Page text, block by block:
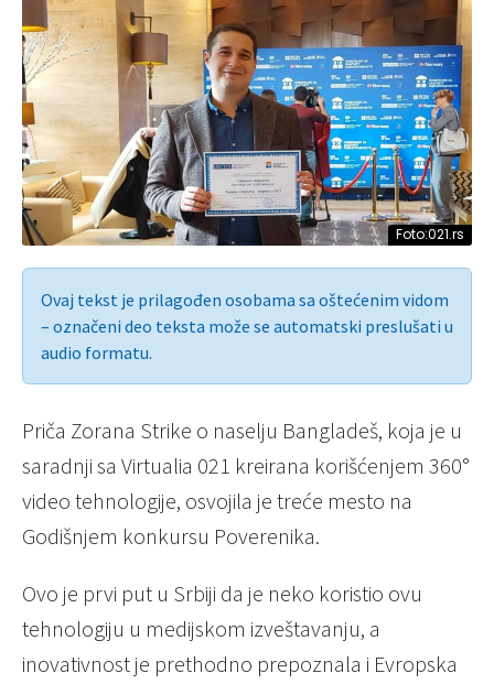
Foto:021.rs
Ovaj tekst je prilagođen osobama sa oštećenim vidom
– označeni deo teksta može se automatski preslušati u
audio formatu.
Priča Zorana Strike o naselju Bangladeš, koja je u
saradnji sa Virtualia 021 kreirana korišćenjem 360°
video tehnologije, osvojila je treće mesto na
Godišnjem konkursu Poverenika.
Ovo je prvi put u Srbiji da je neko koristio ovu
tehnologiju u medijskom izveštavanju, a
inovativnost je prethodno prepoznala i Evropska